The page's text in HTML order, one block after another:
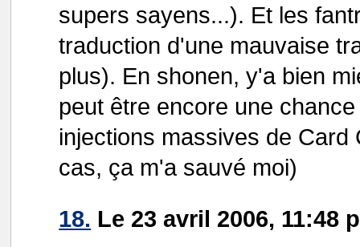
supers sayens...). Et les
traduction d'une mauvaise
plus). En shonen, y'a bien
peut être encore une
injections massives de
cas, ça m'a sauvé moi)
18. Le 23 avril 2006, 11:48